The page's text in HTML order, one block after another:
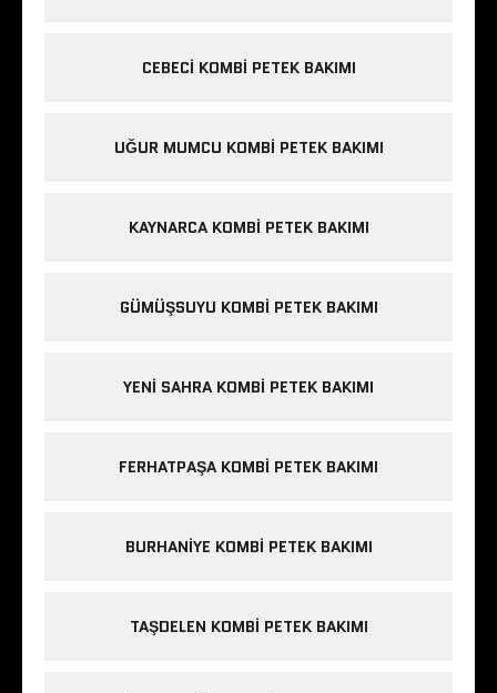
CEBECI KOMBI PETEK BAKIMI
UĞUR MUMCU KOMBI PETEK BAKIMI
KAYNARCA KOMBI PETEK BAKIMI
GÜMÜŞSUYU KOMBI PETEK BAKIMI
YENI SAHRA KOMBI PETEK BAKIMI
FERHATPAŞA KOMBI PETEK BAKIMI
BURHANIYE KOMBI PETEK BAKIMI
TAŞDELEN KOMBI PETEK BAKIMI